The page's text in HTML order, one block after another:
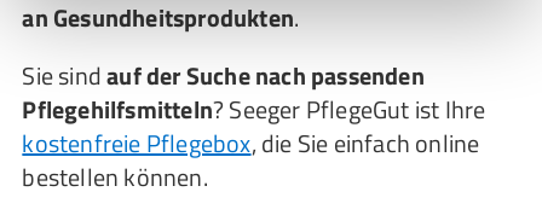
an Gesundheitsprodukten.
Sie sindauf der Suche nach passenden
Pflegehilfsmitteln? Seeger PflegeGut ist Ihre
kostenfreie Pflegebox, die Sie einfach online
bestellen können.